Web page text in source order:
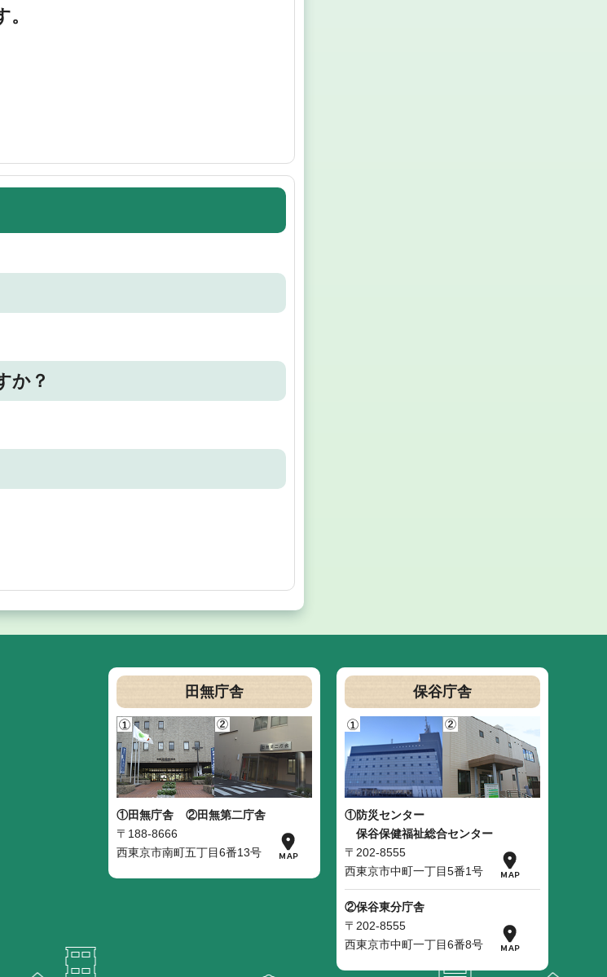
か？
田無庁舎
①田無庁舎
②田無第二庁舎
〒188-8666
西東京市南町五丁目6番13号
保谷庁舎
①防災センター
保谷保健福祉総合センター
〒202-8555
西東京市中町一丁目5番1号
②保谷東分庁舎
〒202-8555
西東京市中町一丁目6番8号